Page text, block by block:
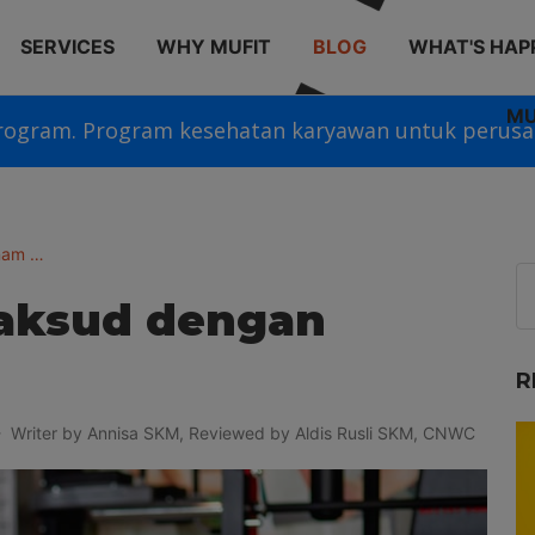
Program kesehatan karyawan untuk
SERVICES WHY MUFIT BLOG WHAT'S
…
dengan
by Annisa SKM, Reviewed by Aldis Rusli SKM, CNWC